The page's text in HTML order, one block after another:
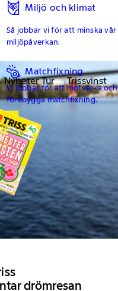
Miljö och klimat
Så jobbar vi för att minska vår
miljöpåverkan.
Matchfixning
Vi jobbar för att motverka och
förebygga matchfixning.
Nyheter Tur Trissvinst
drömresan